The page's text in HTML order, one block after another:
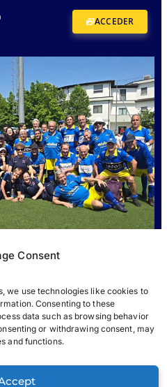
Consent
we use technologies like cookies to
Consenting to these
data such as browsing behavior
or withdrawing consent, may
and functions.
ACCEDER
SE NOTICIES GALERIA
®